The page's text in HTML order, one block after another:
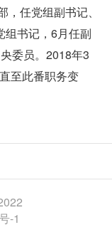
任党组副书记、
组书记，6月任副
委员。2018年3
至此番职务变
-1